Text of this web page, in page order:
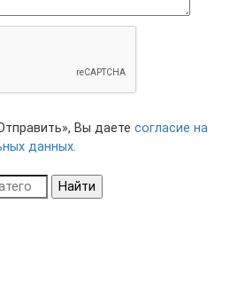
Вы даете согласие на
данных.
Найти